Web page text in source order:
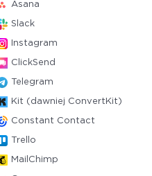
Asana
Slack
Instagram
ClickSend
Telegram
Kit (dawniej ConvertKit)
Constant Contact
Trello
MailChimp